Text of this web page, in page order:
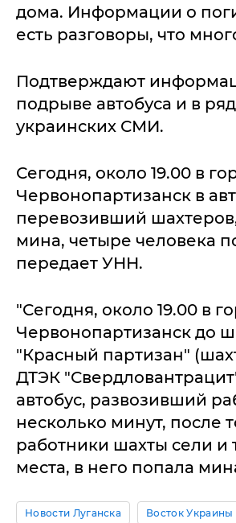
дома. Информации о
есть разговоры, что
Подтверждают
подрыве автобуса и в
украинских СМИ.
Сегодня, около 19.00 в
Червонопартизанск в
перевозивший
мина, четыре человека
передает УНН.
"Сегодня, около 19.00 в
Червонопартизанск до
"Красный партизан"
ДТЭК
автобус, развозивший
несколько минут, после
работники шахты сели и
места, в него попала
Новости Луганска Восток Украины